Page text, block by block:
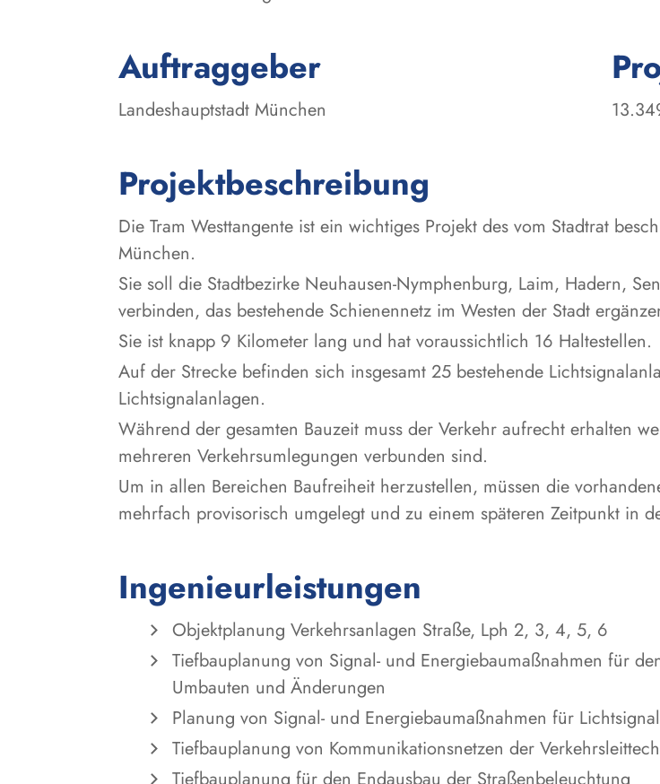
Auftraggeber
Landeshauptstadt München
Projektbeschreibung
Die Tram Westtangente ist ein wichtiges Projekt des vom Stadtrat
München.
Sie soll die Stadtbezirke Neuhausen-Nymphenburg, Laim, Hadern,
verbinden, das bestehende Schienennetz im Westen der Stadt
Sie ist knapp 9 Kilometer lang und hat voraussichtlich 16 Haltestellen.
Auf der Strecke befinden sich insgesamt 25 bestehende
Lichtsignalanlagen.
Während der gesamten Bauzeit muss der Verkehr aufrecht erhalten
mehreren Verkehrsumlegungen verbunden sind.
Um in allen Bereichen Baufreiheit herzustellen, müssen die
mehrfach provisorisch umgelegt und zu einem späteren Zeitpunkt in
Ingenieurleistungen
Objektplanung Verkehrsanlagen Straße, Lph 2, 3, 4, 5, 6
Tiefbauplanung von Signal- und Energiebaumaßnahmen für
Umbauten und Änderungen
Planung von Signal- und Energiebaumaßnahmen für
Tiefbauplanung von Kommunikationsnetzen der